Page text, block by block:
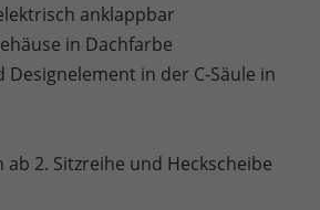
anklappbar
in Dachfarbe
Designelement in der C-Säule in
ab 2. Sitzreihe und Heckscheibe